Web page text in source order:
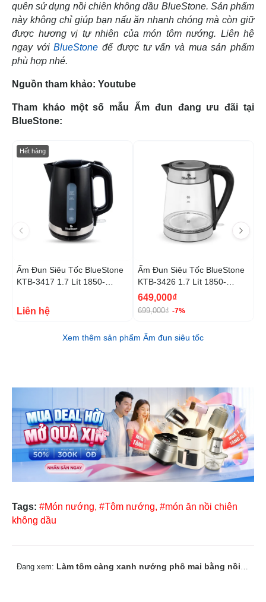
quên sử dụng nồi chiên không dầu BlueStone. Sản phẩm
này không chỉ giúp bạn nấu ăn nhanh chóng mà còn giữ
được hương vị tự nhiên của món tôm nướng. Liên hệ
ngay vớiBlueStone để được tư vấn và mua sản phẩm
phù hợp nhé.
Nguồn tham khảo: Youtube
Tham khảo một số mẫu Ấm đun đang ưu đãi tại
BlueStone:
Hết hàng
Ấm Đun Siêu Tốc BlueStone
KTB-3417 1.7 Lít 1850-
Liên hệ
Ấm Đun Siêu Tốc BlueStone
KTB-3426 1.7 Lít 1850-
2200W
649,000₫
699,000₫ -7%
Xem thêm sản phẩm Ấm đun siêu tốc
Tags: #Món nướng, #Tôm nướng, #món ăn nồi chiên
không dầu
Đang xem: Làm tôm càng xanh nướng phô mai bằng nồi chiên không dầu